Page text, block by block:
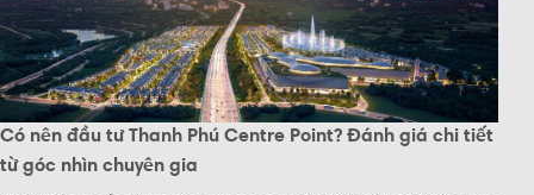
Có nên đầu tư Thanh Phú Centre Point? Đánh giá chi tiết
từ góc nhìn chuyên gia